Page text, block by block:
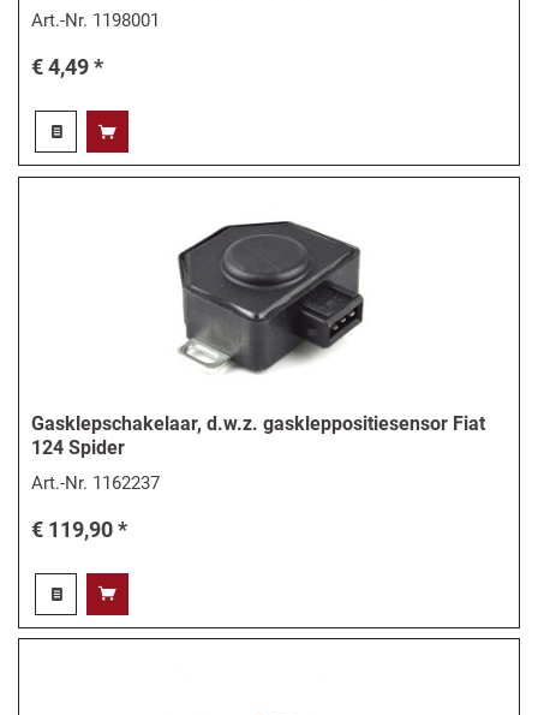
Art.-Nr. 1198001
€ 4,49 *
Gasklepschakelaar, d.w.z. gaskleppositiesensor Fiat
124 Spider
Art.-Nr. 1162237
€ 119,90 *